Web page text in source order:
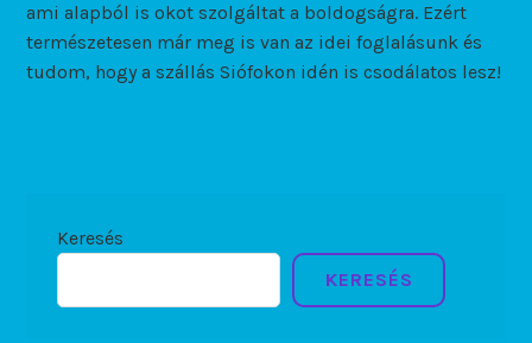
ami alapból is okot szolgáltat a boldogságra. Ezért
természetesen már meg is van az idei foglalásunk és
tudom, hogy a szállás Siófokon idén is csodálatos lesz!
Keresés
KERESÉS